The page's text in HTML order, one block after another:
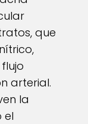
que
arterial.
la
el